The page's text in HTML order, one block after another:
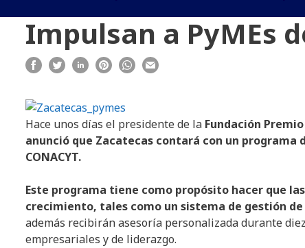
Impulsan a PyMEs
Hace unos días el presidente de la Fundación
anunció que Zacatecas contará con un
CONACYT.
Este programa tiene como propósito hacer que
crecimiento, tales como un sistema de gestión
además recibirán asesoría personalizada durante
empresariales y de liderazgo.